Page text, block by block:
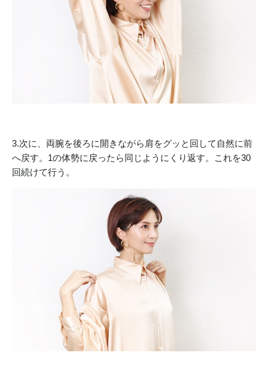
3.次に、両腕を後ろに開きながら肩をグッと回して自然に前
へ戻す。1の体勢に戻ったら同じようにくり返す。これを30
回続けて行う。